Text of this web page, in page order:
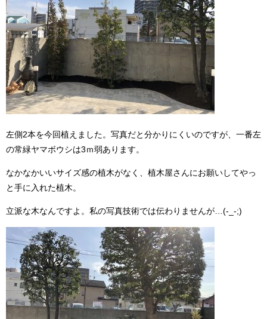
左側2本を今回植えました。写真だと分かりにくいのですが、一番左
の常緑ヤマボウシは3ｍ弱あります。
なかなかいいサイズ感の植木がなく、植木屋さんにお願いしてやっ
と手に入れた植木。
立派な木なんですよ。私の写真技術では伝わりませんが…(-_-;)